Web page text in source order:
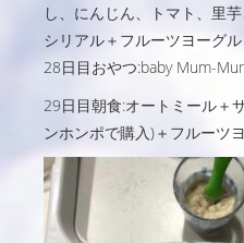
し、にんじん、トマト、里
シリアル＋フルーツヨーグ
28日目おやつ:baby Mum-
29日目朝食:オートミール＋
ンホンポで購入)＋フルーツ